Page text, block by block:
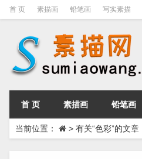
首 页 素描画 铅笔画 写实素描
首 页 素描画 铅笔画
当前位置： > 有关“色彩”的文章